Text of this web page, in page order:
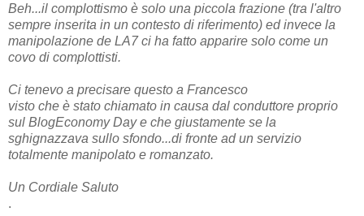
Beh...il complottismo è solo una piccola frazione (tra l'altro
sempre inserita in un contesto di riferimento) ed invece la
manipolazione de LA7 ci ha fatto apparire solo come un
covo di complottisti.
Ci tenevo a precisare questo a Francesco
visto che è stato chiamato in causa dal conduttore proprio
sul BlogEconomy Day e che giustamente se la
sghignazzava sullo sfondo...di fronte ad un servizio
totalmente manipolato e romanzato.
Un Cordiale Saluto
.